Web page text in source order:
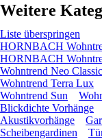
Weitere
Liste überspringen
HORNBACH
HORNBACH
Wohntrend Neo Classic
Wohntrend Terra Lux
Wohntrend Sun
Blickdichte Vorhänge
Akustikvorhänge
Scheibengardinen